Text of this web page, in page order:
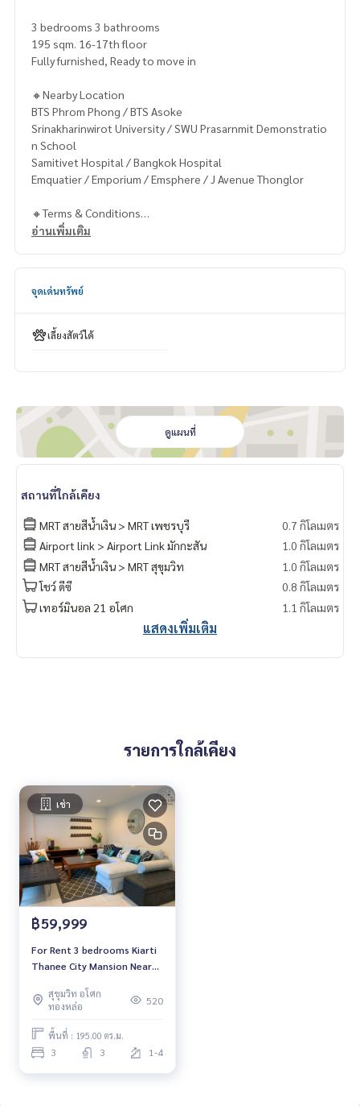
3 bedrooms 3 bathrooms
195 sqm. 16-17th floor
Fully furnished, Ready to move in
🔸Nearby Location
BTS Phrom Phong / BTS Asoke
Srinakharinwirot University / SWU Prasarnmit Demonstratio
n School
Samitivet Hospital / Bangkok Hospital
Emquatier / Emporium / Emsphere / J Avenue Thonglor
🔸Terms & Conditions
1 year contract
Khun Chanya: Tel.
#luxury #LuxuryCondominium #Luxurycondo #condominiu
m #rent # condo #condo Bangkok #Bangkok Condo #Con
do for rent #For rent #Condorental #RentSellCondoBang
kok #rentcondo #rentalproperty #rental #Luxurycondofo
rrent #Condo near the BTS #Condo #MCRE #realestateag
ent #MRT #BTS #nearschools #schools #Emporium #EmQ
uatier #Ekkamai International School #Samitivej Hospital #
Bangkok Hospital #Thonglor #Ekkamai #Sukhumvit #BTS P
hromPhong #J Avenue Thonglor #Sukhumvit 31 #Asoke #
BTS Asoke #Kiarti Thanee City Mansion #pet friendly #Dupl
ex
อ่านเพิ่มเติม
จุดเด่นทรัพย์
เลี้ยงสัตว์ได้
ดูแผนที่
สถานที่ใกล้เคียง
MRT สายสีน้ำเงิน > MRT เพชรบุรี
0.7 กิโลเมตร
Airport link > Airport Link มักกะสัน
1.0 กิโลเมตร
MRT สายสีน้ำเงิน > MRT สุขุมวิท
1.0 กิโลเมตร
โชว์ ดีซี
0.8 กิโลเมตร
เทอร์มินอล 21 อโศก
1.1 กิโลเมตร
แสดงเพิ่มเติม
รายการใกล้เคียง
เช่า
฿59,999
For Rent 3 bedrooms Kiarti
Thanee City Mansion Near
furnished Ready to move in
สุขุมวิท อโศก
ทองหล่อ
520
พื้นที่ : 195.00 ตร.ม.
3 3 1-4